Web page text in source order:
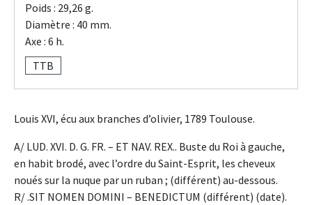
Poids : 29,26 g.
Diamètre : 40 mm.
Axe : 6 h.
TTB
Louis XVI, écu aux branches d’olivier, 1789 Toulouse.
A/ LUD. XVI. D. G. FR. – ET NAV. REX.. Buste du Roi à gauche,
en habit brodé, avec l’ordre du Saint-Esprit, les cheveux
noués sur la nuque par un ruban ; (différent) au-dessous.
R/ .SIT NOMEN DOMINI – BENEDICTUM (différent) (date).